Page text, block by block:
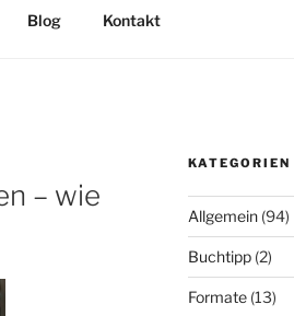
Blog Kontakt
– wie
KATEGORIEN
Allgemein(94)
Buchtipp(2)
Formate(13)